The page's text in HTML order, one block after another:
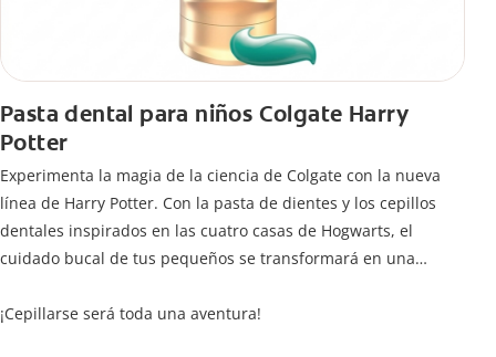
Pasta dental para niños Colgate Harry
Potter
Experimenta la magia de la ciencia de Colgate con la nueva
línea de Harry Potter. Con la pasta de dientes y los cepillos
dentales inspirados en las cuatro casas de Hogwarts, el
cuidado bucal de tus pequeños se transformará en una
¡Cepillarse será toda una aventura!